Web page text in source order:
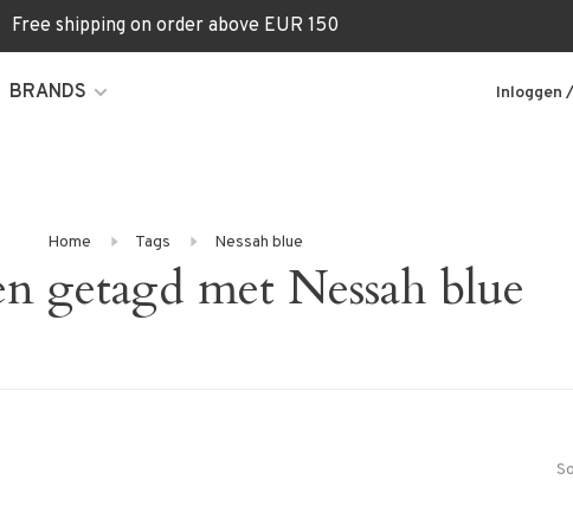
Free shipping on order above EUR 150
BRANDS Inloggen
Home Tags Nessah blue
getagd met Nessah blue